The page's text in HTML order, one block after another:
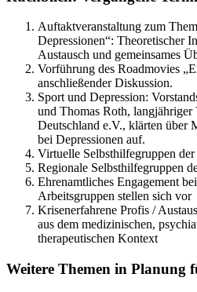
Auftaktveranstaltung zum
Depressionen“: Theoretischer
Austausch und gemeinsames
Vorführung des Roadmovies
anschließender Diskussion.
Sport und Depression:
und Thomas Roth, langjähriger
Deutschland e.V., klärten über
bei Depressionen auf.
Virtuelle Selbsthilfegruppen
Regionale Selbsthilfegruppen
Ehrenamtliches Engagement
Arbeitsgruppen stellen sich vor
Krisenerfahrene Profis /
aus dem medizinischen,
therapeutischen Kontext
Weitere Themen in Planung